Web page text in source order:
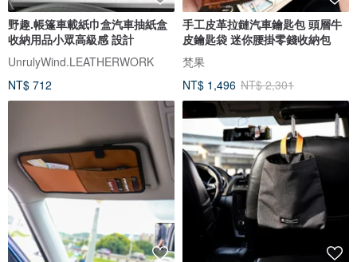
野趣.帳篷車載紙巾盒汽車抽紙盒
收納用品小眾高級感 設計
UnrulyWind.LEATHERWORK
NT$ 712
手工皮革拉鏈汽車鑰匙包 頭層牛
皮鑰匙袋 迷你腰掛零錢收納包
梵果
NT$ 1,496 NT$ 2,301